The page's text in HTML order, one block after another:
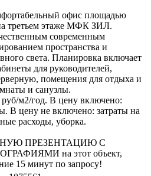
офис площадью
третьем этаже МФК ЗИЛ.
современным
пространства и
света. Планировка включает
для руководителей,
помещения для отдыха и
и санузлы.
м2/год. В цену включено:
В цену не включено: затраты на
расходы, уборка.
ПРЕЗЕНТАЦИЮ С
на этот объект,
15 минут по запросу!